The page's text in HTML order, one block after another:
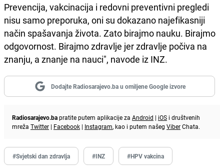
Prevencija, vakcinacija i redovni preventivni pregledi
nisu samo preporuka, oni su dokazano najefikasniji
način spašavanja života. Zato birajmo nauku. Birajmo
odgovornost. Birajmo zdravlje jer zdravlje počiva na
znanju, a znanje na nauci", navode iz INZ.
Dodajte Radiosarajevo.ba u omiljene Google izvore
Radiosarajevo.bapratite putem aplikacije za Android | iOS i društvenih
mreža Twitter | Facebook | Instagram, kao i putem našeg ViberChata.
#Svjetski dan zdravlja #INZ #HPV vakcina